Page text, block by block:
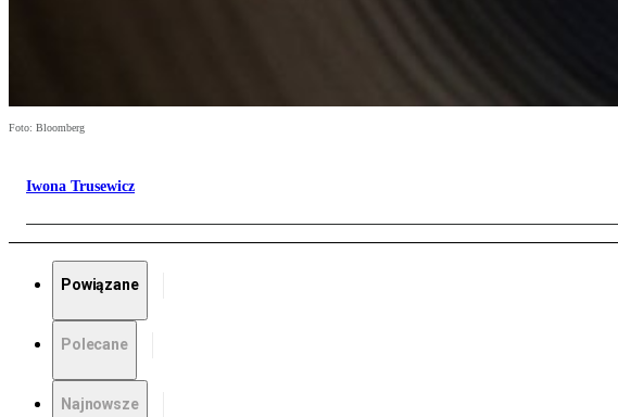
Foto: Bloomberg
Iwona Trusewicz
Powiązane
Polecane
Najnowsze